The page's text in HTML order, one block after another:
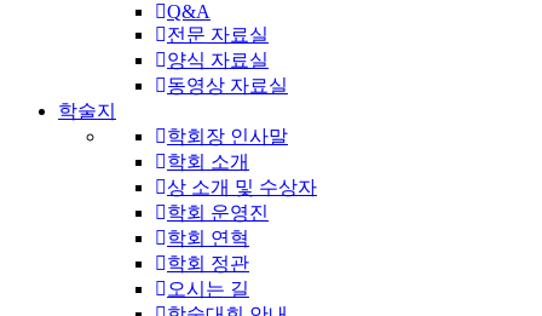
Q&A
전문 자료실
양식 자료실
동영상 자료실
학술지
학회장 인사말
학회 소개
상 소개 및 수상자
학회 운영진
학회 연혁
학회 정관
오시는 길